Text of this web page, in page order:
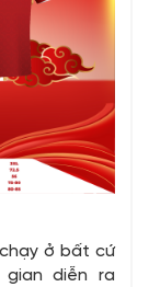
ở bất cứ
diễn ra